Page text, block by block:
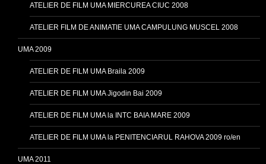
ATELIER DE FILM UMA MIERCUREA CIUC 2008
ATELIER FILM DE ANIMATIE UMA CAMPULUNG MUSCEL 2008
UMA 2009
ATELIER DE FILM UMA Braila 2009
ATELIER DE FILM UMA Jigodin Bai 2009
ATELIER DE FILM UMA la INTC BAIA MARE 2009
ATELIER DE FILM UMA la PENITENCIARUL RAHOVA 2009 ro/en
UMA 2011